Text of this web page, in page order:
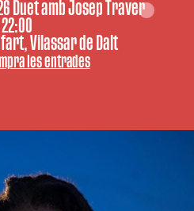
Duet amb Josep Traver
22:00
Vilassar de Dalt
les entrades